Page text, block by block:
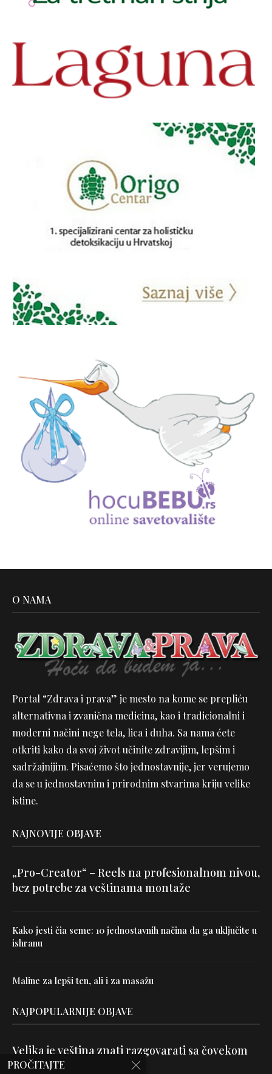
O NAMA
Portal “Zdrava i prava” je mesto na kome se prepliću
alternativna i zvanična medicina, kao i tradicionalni i
moderni načini nege tela, lica i duha. Sa nama ćete
otkriti kako da svoj život učinite zdravijim, lepšim i
sadržajnijim. Pisaćemo što jednostavnije, jer verujemo
da se u jednostavnim i prirodnim stvarima kriju velike
istine.
NAJNOVIJE OBJAVE
„Pro-Creator“ – Reels na profesionalnom nivou,
bez potrebe za veštinama montaže
Kako jesti čia seme: 10 jednostavnih načina da ga uključite u
ishranu
Maline za lepši ten, ali i za masažu
NAJPOPULARNIJE OBJAVE
Velika je veština znati razgovarati sa čovekom
PROČITAJTE